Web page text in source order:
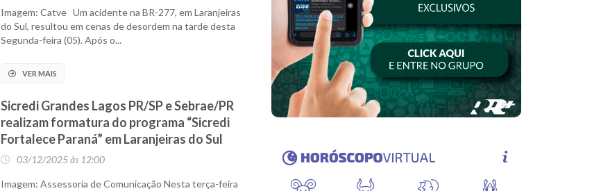
Imagem: Catve Um acidente na BR-277, em Laranjeiras
do Sul, resultou em cenas de desordem na tarde desta
Segunda-feira (05). Após o...
VER MAIS
Sicredi Grandes Lagos PR/SP e Sebrae/PR
realizam formatura do programa “Sicredi
Fortalece Paraná” em Laranjeiras do Sul
03/12/2025 às 12:00
Imagem: Assessoria de Comunicação Nesta terça-feira